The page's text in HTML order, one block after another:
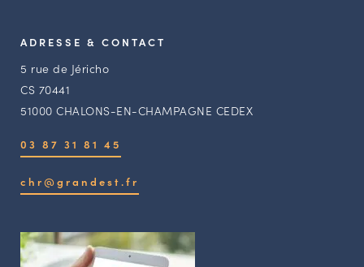
ADRESSE & CONTACT
5 rue de Jéricho
CS 70441
51000 CHALONS-EN-CHAMPAGNE CEDEX
03 87 31 81 45
chr@grandest.fr